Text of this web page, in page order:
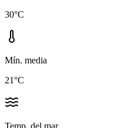
30°C
Mín. media
21°C